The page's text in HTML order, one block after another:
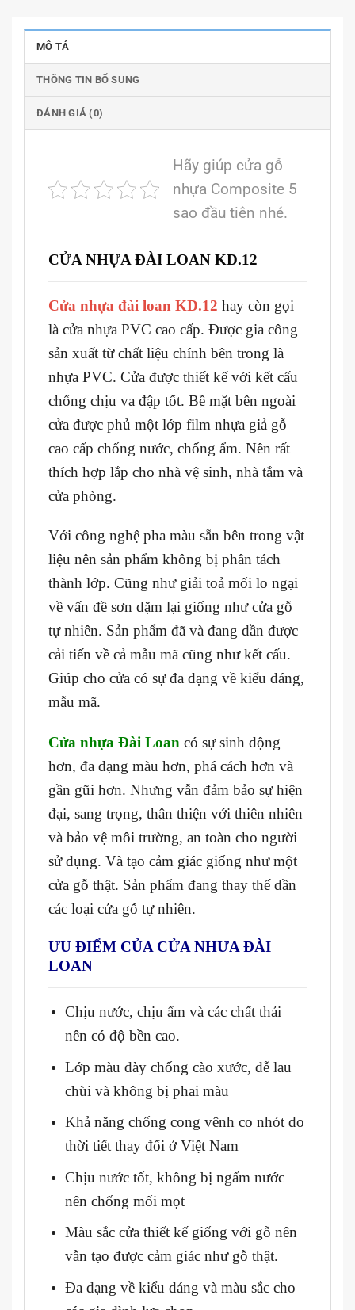
MÔ TẢ
THÔNG TIN BỔ SUNG
ĐÁNH GIÁ (0)
Hãy giúp cửa gỗ
nhựa Composite 5
sao đầu tiên nhé.
CỬA NHỰA ĐÀI LOAN KD.12
Cửa nhựa đài loan KD.12 hay còn gọi
là cửa nhựa PVC cao cấp. Được gia công
sản xuất từ chất liệu chính bên trong là
nhựa PVC. Cửa được thiết kế với kết cấu
chống chịu va đập tốt. Bề mặt bên ngoài
cửa được phủ một lớp film nhựa giả gỗ
cao cấp chống nước, chống ẩm. Nên rất
thích hợp lắp cho nhà vệ sinh, nhà tắm và
cửa phòng.
Với công nghệ pha màu sẵn bên trong vật
liệu nên sản phẩm không bị phân tách
thành lớp. Cũng như giải toả mối lo ngại
về vấn đề sơn dặm lại giống như cửa gỗ
tự nhiên. Sản phẩm đã và đang dần được
cải tiến về cả mẫu mã cũng như kết cấu.
Giúp cho cửa có sự đa dạng về kiểu dáng,
mẫu mã.
Cửa nhựa Đài Loan có sự sinh động
hơn, đa dạng màu hơn, phá cách hơn và
gần gũi hơn. Nhưng vẫn đảm bảo sự hiện
đại, sang trọng, thân thiện với thiên nhiên
và bảo vệ môi trường, an toàn cho người
sử dụng. Và tạo cảm giác giống như một
cửa gỗ thật. Sản phẩm đang thay thế dần
các loại cửa gỗ tự nhiên.
ƯU ĐIỂM CỦA CỬA NHƯA ĐÀI
LOAN
Chịu nước, chịu ẩm và các chất thải
nên có độ bền cao.
Lớp màu dày chống cào xước, dễ lau
chùi và không bị phai màu
Khả năng chống cong vênh co nhót do
thời tiết thay đổi ở Việt Nam
Chịu nước tốt, không bị ngấm nước
nên chống mối mọt
Màu sắc cửa thiết kế giống với gỗ nên
vẫn tạo được cảm giác như gỗ thật.
Đa dạng về kiểu dáng và màu sắc cho